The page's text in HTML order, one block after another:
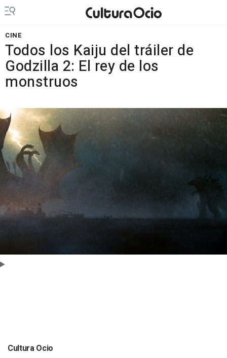
CINE
Todos los Kaiju del tráiler de
Godzilla 2: El rey de los
monstruos
Cultura Ocio